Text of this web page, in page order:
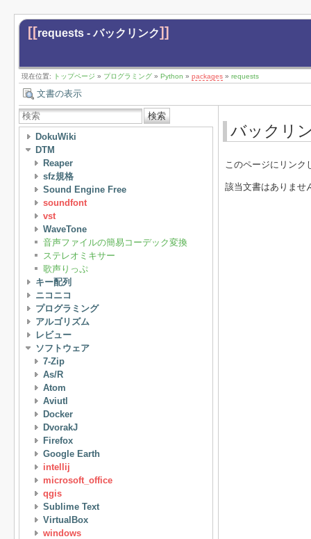
[[requests - バックリンク]]
現在位置: トップページ » プログラミング » Python » packages » requests
文書の表示
検索
DokuWiki
DTM
Reaper
sfz規格
Sound Engine Free
soundfont
vst
WaveTone
音声ファイルの簡易コーデック変換
ステレオミキサー
歌声りっぷ
キー配列
ニコニコ
プログラミング
アルゴリズム
レビュー
ソフトウェア
7-Zip
As/R
Atom
Aviutl
Docker
DvorakJ
Firefox
Google Earth
intellij
microsoft_office
qgis
Sublime Text
VirtualBox
windows
バックリ
このページにリンク
該当文書はありませ